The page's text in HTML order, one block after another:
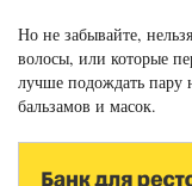
Но не забывайте,
волосы, или которые
лучше подождать пару
бальзамов и масок.